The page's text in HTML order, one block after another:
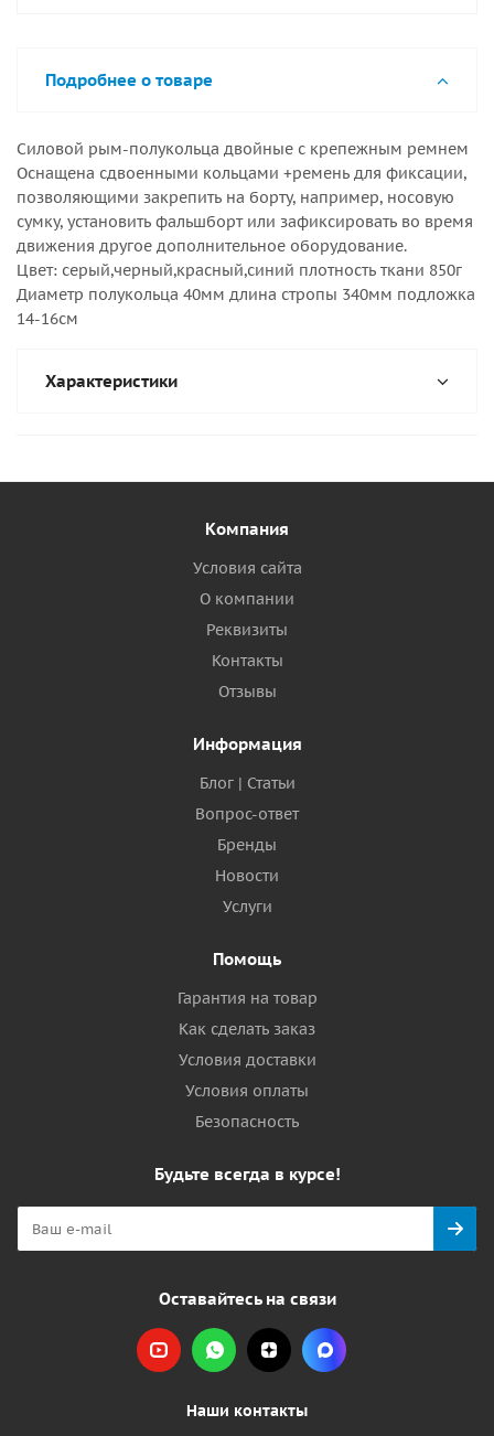
Подробнее о товаре
Силовой рым-полукольца двойные с крепежным ремнем
Оснащена сдвоенными кольцами +ремень для фиксации,
позволяющими закрепить на борту, например, носовую
сумку, установить фальшборт или зафиксировать во время
движения другое дополнительное оборудование.
Цвет: серый,черный,красный,синий плотность ткани 850г
Диаметр полукольца 40мм длина стропы 340мм подложка
14-16см
Характеристики
Компания
Условия сайта
О компании
Реквизиты
Контакты
Отзывы
Информация
Блог | Статьи
Вопрос-ответ
Бренды
Новости
Услуги
Помощь
Гарантия на товар
Как сделать заказ
Условия доставки
Условия оплаты
Безопасность
Будьте всегда в курсе!
Оставайтесь на связи
Наши контакты